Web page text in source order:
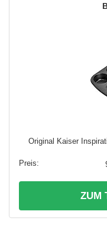
Original Kaiser
ZUM